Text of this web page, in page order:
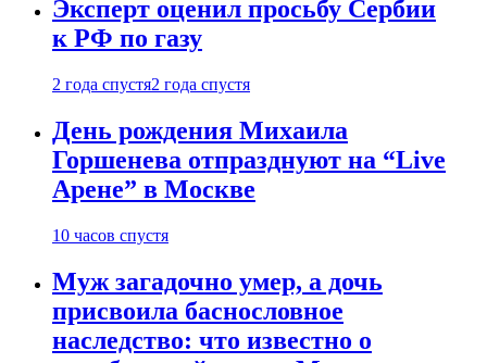
Эксперт оценил просьбу Сербии
к РФ по газу
2 года спустя2 года спустя
День рождения Михаила
Горшенева отпразднуют на “Live
Арене” в Москве
10 часов спустя
Муж загадочно умер, а дочь
присвоила баснословное
наследство: что известно о